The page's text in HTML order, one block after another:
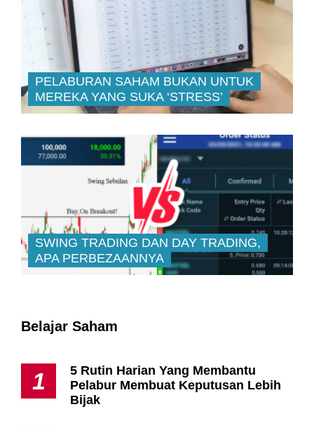
PELABURAN SAHAM BUKAN UNTUK
MEREKA YANG SUKA ‘STRESS’
SWING TRADING DAN DAY TRADING,
APA PERBEZAANNYA
Belajar Saham
1
5 Rutin Harian Yang Membantu
Pelabur Membuat Keputusan Lebih
Bijak